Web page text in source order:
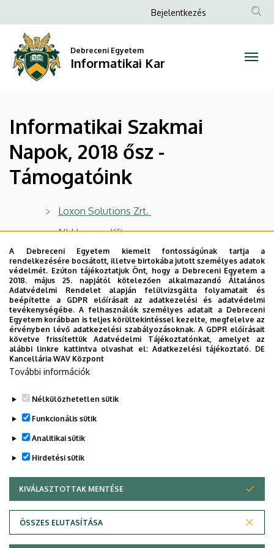
Szakmai
Napok,
2018
ősz
Támogatóink
Informatikai
Kar
a
tartalomra
Anonim
menüje
Bejelentkezés
Debreceni Egyetem
Informatikai Kar
Informatikai Szakmai
Napok, 2018 ősz -
Támogatóink
Loxon Solutions Zrt.
NI Hungary Kft
DataExpert Services Kft
LEGO Manufacturing Kft.
Schönherz Iskolaszövetkezet
Nebu Hungary Kft.
IT Services Hungary Kft.
NBSZ Nemzeti Kibervédelmi Intézet
Legutóbbi frissítés: 2023. 01. 26. 17:51
Adatvédelem
A Debreceni Egyetem kiemelt fontosságúnak tartja a
rendelkezésére bocsátott, illetve birtokába jutott személyes adatok
védelmét. Ezúton tájékoztatjuk Önt, hogy a Debreceni Egyetem a
2018. május 25. napjától kötelezően alkalmazandó Általános
Adatvédelmi Rendelet alapján felülvizsgálta folyamatait és
beépítette a GDPR előírásait az adatkezelési és adatvédelmi
tevékenységébe. A felhasználók személyes adatait a Debreceni
Egyetem korábban is teljes körültekintéssel kezelte, megfelelve az
érvényben lévő adatkezelési szabályozásoknak. A GDPR előírásait
követve frissítettük Adatvédelmi Tájékoztatónkat, amelyet az
alábbi linkre kattintva olvashat el:Adatkezelési tájékoztató. DE
Kancellária WAV Központ
További információk
Nélkülözhetetlen sütik
Funkcionális sütik
Analitikai sütik
Hirdetési sütik
KIVÁLASZTOTTAK MENTÉSE
ÖSSZES ELUTASÍTÁSA
WITHDRAW CONSENT